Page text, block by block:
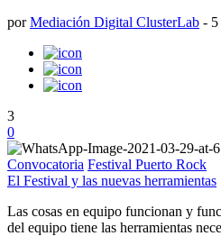
porMediación Digital ClusterLab -
3
0
Convocatoria Festival Puerto Rock
El Festival y las nuevas herramientas
Las cosas en equipo funcionan y
del equipo tiene las herramientas